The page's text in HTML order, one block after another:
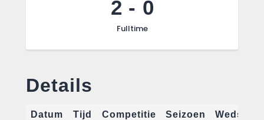
2 - 0
Fulltime
Details
Datum Tijd Competitie Seizoen